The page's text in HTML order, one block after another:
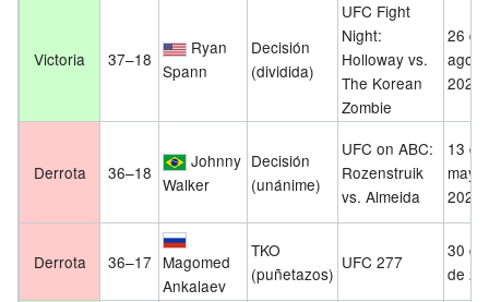
Victoria 37–18
Ryan
Spann
Decisión
(dividida)
UFC Fight
Night:
Holloway vs.
The Korean
Zombie
26 de
2023
Derrota 36–18
Johnny
Walker
Decisión
(unánime)
UFC on ABC:
Rozenstruik
vs. Almeida
13 de
2023
Derrota 36–17 Magomed
Ankalaev
TKO
(puñetazos)
UFC 277
30
de